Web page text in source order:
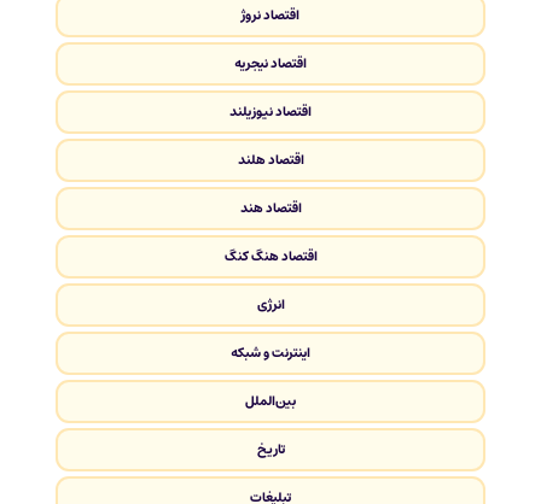
اقتصاد نروژ
اقتصاد نیجریه
اقتصاد نیوزیلند
اقتصاد هلند
اقتصاد هند
اقتصاد هنگ کنگ
انرژی
اینترنت و شبکه
بین‌الملل
تاریخ
تبلیغات